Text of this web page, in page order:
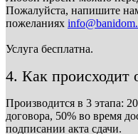
Пожалуйста, напишите
пожеланиях
Услуга бесплатна.
4. Как происходит
Производится в 3 этапа:
договора, 50% во время
подписании акта сдачи.